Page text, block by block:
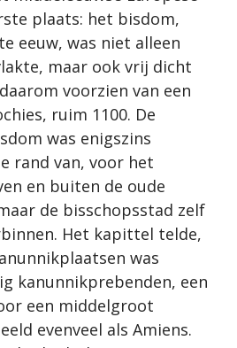
plaats: het bisdom,
eeuw, was niet alleen
maar ook vrij dicht
voorzien van een
ruim 1100. De
was enigszins
rand van, voor het
en buiten de oude
de bisschopsstad zelf
Het kapittel telde,
was
kanunnikprebenden, een
een middelgroot
evenveel als Amiens.